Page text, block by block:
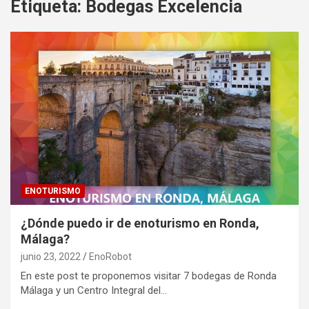
Etiqueta: Bodegas Excelencia
ENOTURISMO
¿Dónde puedo ir de enoturismo en Ronda,
Málaga?
junio 23, 2022 EnoRobot
En este post te proponemos visitar 7 bodegas de Ronda
Málaga y un Centro Integral del…